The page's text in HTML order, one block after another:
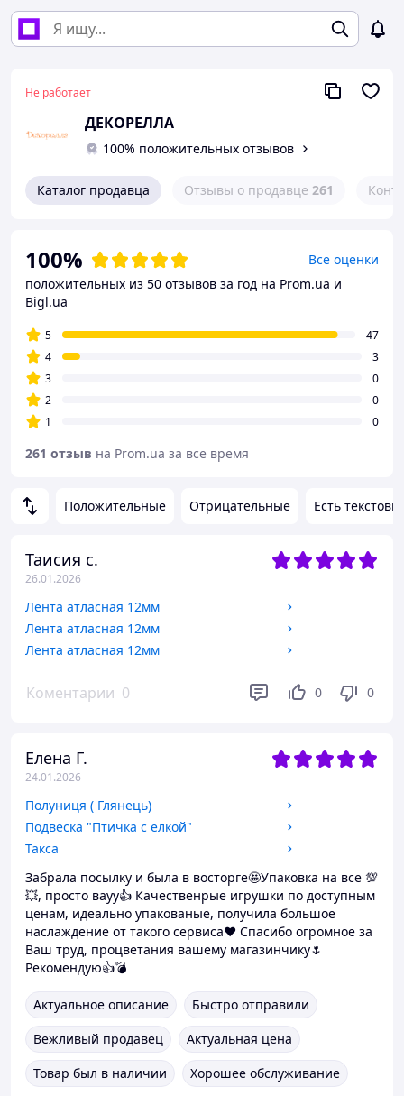
Не работает
ДЕКОРЕЛЛА
100% положительных отзывов
Каталог продавца Отзывы о продавце 261
Положительные Отрицательные Есть
Таисия с.
26.01.2026
Лента атласная 12мм
Лента атласная 12мм
Лента атласная 12мм
Коментарии 0 0 0
Елена Г.
24.01.2026
Полуниця ( Глянець)
Подвеска "Птичка с елкой"
Такса
Забрала посылку и была в восторге🤩Упаковка на все 💯
💥, просто вауу👍 Качественрые игрушки по доступным
ценам, идеально упакованые, получила большое
наслаждение от такого сервиса❤️ Спасибо огромное за
Ваш труд, процветания вашему магазинчику🌷
Рекомендую👍💣
Актуальное описание
Быстро отправили
Вежливый продавец
Актуальная цена
Товар был в наличии
Хорошее обслуживание
100%
Все оценки
положительных из 50 отзывов за год на Prom.ua и
Bigl.ua
5
47
4
3
3
0
2
0
1
0
261 отзыв на Prom.ua за все время